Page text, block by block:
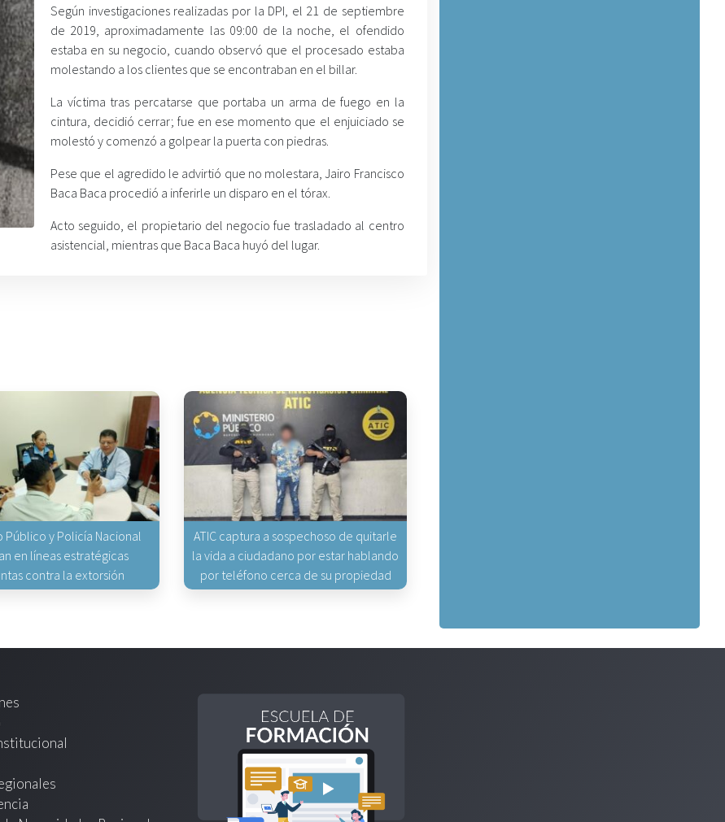
Según investigaciones realizadas por la DPI, el 21 de septiembre
de 2019, aproximadamente las 09:00 de la noche, el ofendido
estaba en su negocio, cuando observó que el procesado estaba
molestando a los clientes que se encontraban en el billar.
La víctima tras percatarse que portaba un arma de fuego en la
cintura, decidió cerrar; fue en ese momento que el enjuiciado se
molestó y comenzó a golpear la puerta con piedras.
Pese que el agredido le advirtió que no molestara, Jairo Francisco
Baca Baca procedió a inferirle un disparo en el tórax.
Acto seguido, el propietario del negocio fue trasladado al centro
asistencial, mientras que Baca Baca huyó del lugar.
Público y Policía Nacional
en líneas estratégicas
contra la extorsión
ATIC captura a sospechoso de quitarle
la vida a ciudadano por estar hablando
por teléfono cerca de su propiedad